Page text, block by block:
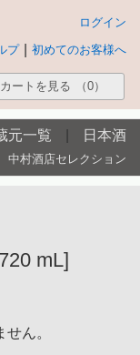
ログイン
初めてのお客様へ
プ
カートを見る （0）
元一覧 日本酒
中村酒店セレクション
mL]
ん。